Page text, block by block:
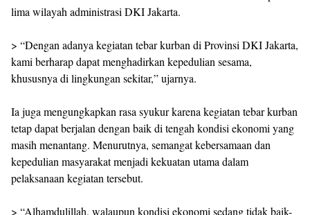
lima wilayah administrasi DKI Jakarta.
> “Dengan adanya kegiatan tebar kurban di Provinsi DKI Jakarta,
kami berharap dapat menghadirkan kepedulian sesama,
khususnya di lingkungan sekitar,” ujarnya.
Ia juga mengungkapkan rasa syukur karena kegiatan tebar kurban
tetap dapat berjalan dengan baik di tengah kondisi ekonomi yang
masih menantang. Menurutnya, semangat kebersamaan dan
kepedulian masyarakat menjadi kekuatan utama dalam
pelaksanaan kegiatan tersebut.
> “Alhamdulillah, walaupun kondisi ekonomi sedang tidak baik-